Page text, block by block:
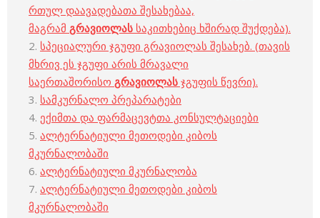
რთულ დაავადებათა შესახებაა,
მაგრამ გრავიოლას საკითხებიც ხშირად შუქდება).
2. სპეციალური ჯგუფი გრავიოლას შესახებ. (თავის
მხრივ ეს ჯგუფი არის მრავალი
საერთაშორისო გრავიოლას ჯგუფის წევრი).
3. სამკურნალო პრეპარატები
4. ექიმთა და ფარმაცევტთა კონსულტაციები
5. ალტერნატიული მეთოდები კიბოს
მკურნალობაში
6. ალტერნატიული მკურნალობა
7. ალტერნატიული მეთოდები კიბოს
მკურნალობაში